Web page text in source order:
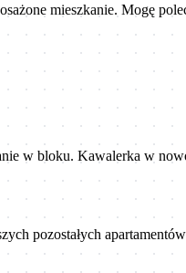
mieszkanie. Mogę
w bloku. Kawalerka w
pozostałych